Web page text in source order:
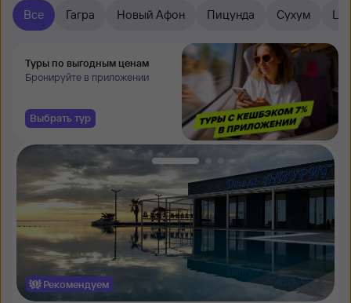
Все Гагра Новый Афон Пицунда Сухум
Туры по выгодным ценам
Бронируйте в приложении
Выбрать тур
Рекомендуем